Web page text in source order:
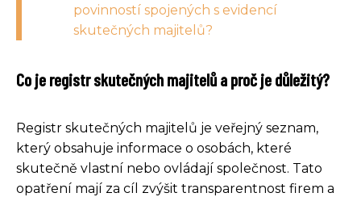
povinností spojených s evidencí
skutečných majitelů?
Co je registr skutečných majitelů a proč je důležitý?
Registr skutečných majitelů je veřejný seznam,
který obsahuje informace o osobách, které
skutečně vlastní nebo ovládají společnost. Tato
opatření mají za cíl zvýšit transparentnost firem a